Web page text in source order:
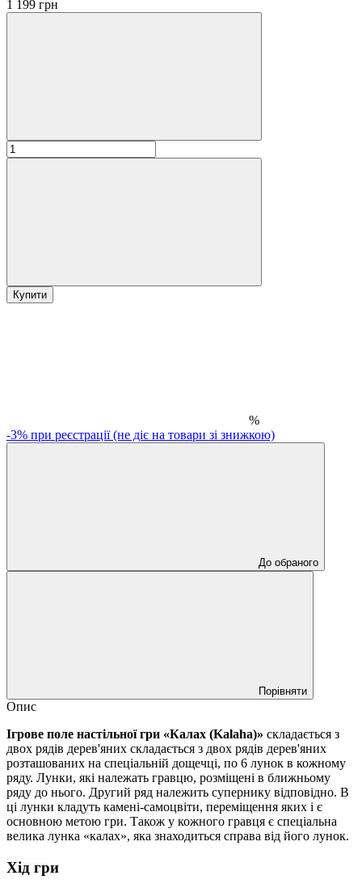
1 199 грн
Купити
%
-3% при реєстрації (не діє на товари зі знижкою)
До обраного
Порівняти
Опис
Ігрове поле настільної гри «Калах (Kalaha)» складається з
двох рядів дерев'яних складається з двох рядів дерев'яних
розташованих на спеціальній дощечці, по 6 лунок в кожному
ряду. Лунки, які належать гравцю, розміщені в ближньому
ряду до нього. Другий ряд належить супернику відповідно. В
ці лунки кладуть камені-самоцвіти, переміщення яких і є
основною метою гри. Також у кожного гравця є спеціальна
велика лунка «калах», яка знаходиться справа від його лунок.
Хід гри